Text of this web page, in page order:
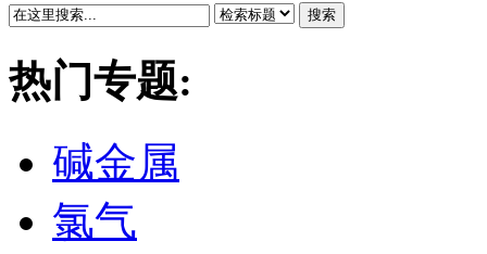
搜索
热门专题:
碱金属
氯气